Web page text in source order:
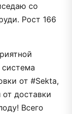
со
Рост 166
от #Sekta,
доставки
Всего